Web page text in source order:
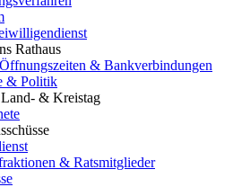
Rathaus
& Bankverbindungen
& Politik
& Kreistag
& Ratsmitglieder